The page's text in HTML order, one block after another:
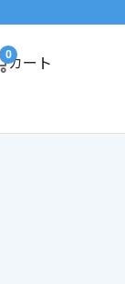
0カート